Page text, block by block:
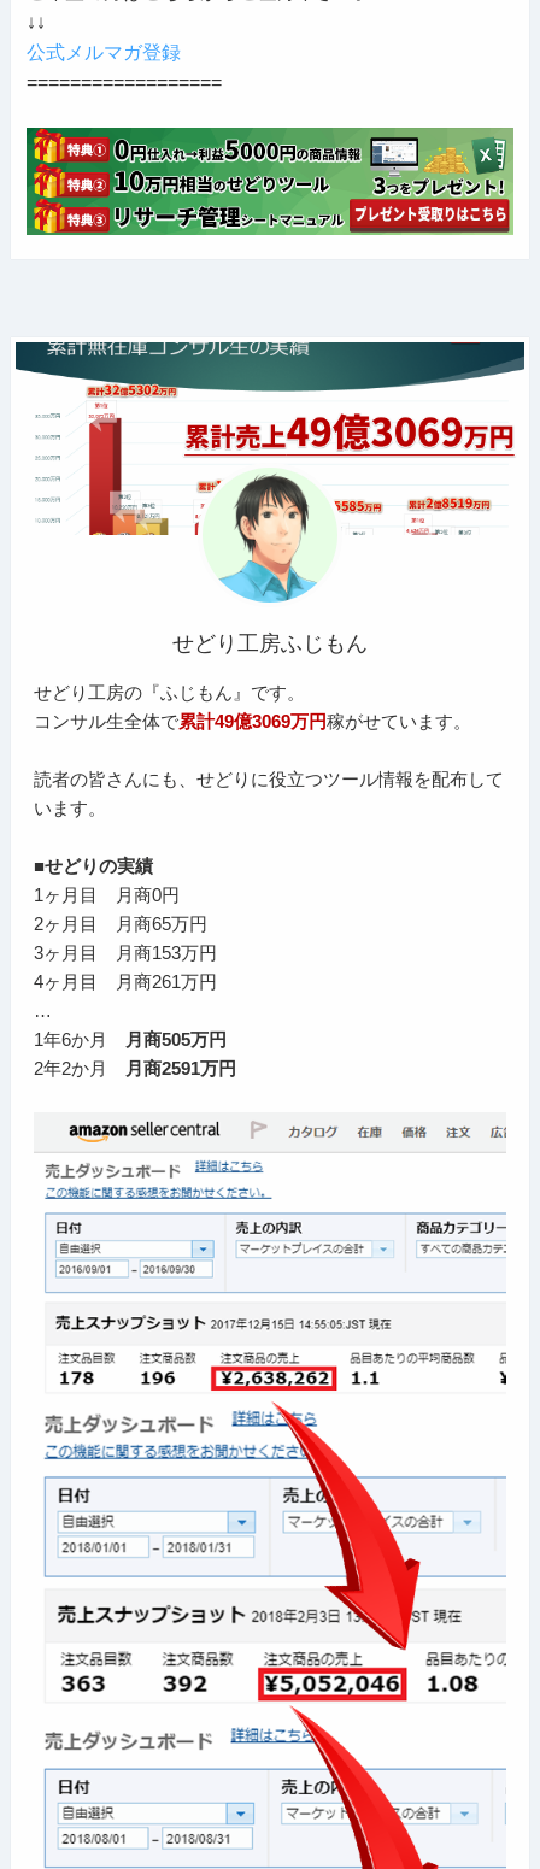
↓↓
公式メルマガ登録
==================
せどり工房ふじもん
せどり工房の『ふじもん』です。
コンサル生全体で累計49億3069万円稼がせています。
読者の皆さんにも、せどりに役立つツール情報を配布して
います。
■せどりの実績
1ヶ月目 月商0円
2ヶ月目 月商65万円
3ヶ月目 月商153万円
4ヶ月目 月商261万円
…
1年6か月
月商505万円
2年2か月
月商2591万円